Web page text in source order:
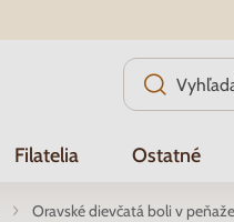
Filatelia Ostatné
Oravské dievčatá boli v